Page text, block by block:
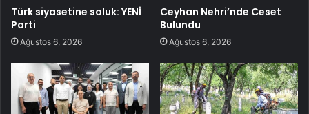
Türk siyasetine soluk: YENİ
Parti
Ağustos 6, 2026
Ceyhan Nehri’nde Ceset
Bulundu
Ağustos 6, 2026